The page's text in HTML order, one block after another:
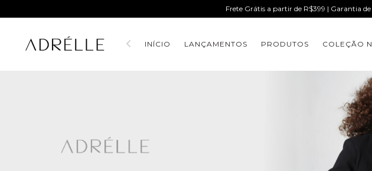
Frete Grátis a partir de R$399 | Garantia
INÍCIO LANÇAMENTOS PRODUTOS COLEÇÃO